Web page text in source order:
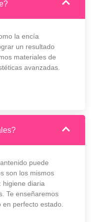
la encía
un resultado
materiales de
avanzadas.
puede
son los mismos
higiene diaria
Te enseñaremos
perfecto estado.